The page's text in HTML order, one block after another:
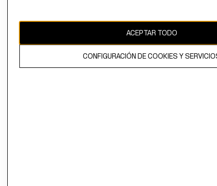
propiedad de H&M Hennes & Mauritz AB
ACEPTAR TODO
CONFIGURACIÓN DE COOKIES Y